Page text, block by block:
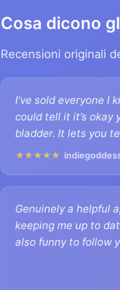
Cosa dicono
Recensioni originali
I’ve sold everyone I
could tell it it’s okay
bladder. It lets you
★★★★★
Genuinely a helpful
keeping me up to
also funny to follow